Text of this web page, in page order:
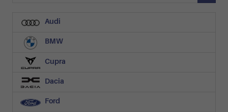
Audi
BMW
Cupra
Dacia
Ford